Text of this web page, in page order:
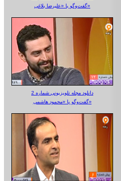
گفت‌وگو با «علیرضا بلاغی»
دانلود مجله تلویزیونی شماره 2
گفت‌وگو با «محمود هاشمی»